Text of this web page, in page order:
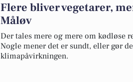
Flere bliver vegetarer,
Måløv
Der tales mere og mere om kødløse
Nogle mener det er sundt, eller gør
klimapåvirkningen.